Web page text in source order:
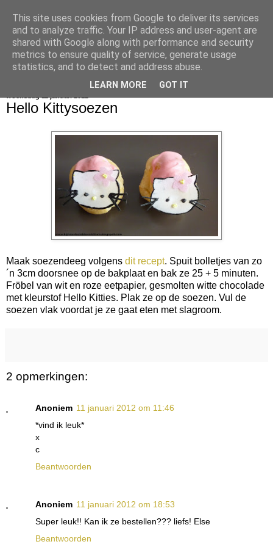
bijna net zo lekker als thuis
Hello Kittysoezen
Maak soezendeeg volgens dit recept. Spuit bolletjes van zo
´n 3cm doorsnee op de bakplaat en bak ze 25 + 5 minuten.
Fröbel van wit en roze eetpapier, gesmolten witte chocolade
met kleurstof Hello Kitties. Plak ze op de soezen. Vul de
soezen vlak voordat je ze gaat eten met slagroom.
2 opmerkingen:
Anoniem 11 januari 2012 om 11:46
*vind ik leuk*
x
c
Beantwoorden
Anoniem 11 januari 2012 om 18:53
Super leuk!! Kan ik ze bestellen??? liefs! Else
Beantwoorden
This site uses cookies from Google to deliver its services
and to analyze traffic. Your IP address and user-agent are
shared with Google along with performance and security
metrics to ensure quality of service, generate usage
statistics, and to detect and address abuse.
LEARN MORE GOT IT